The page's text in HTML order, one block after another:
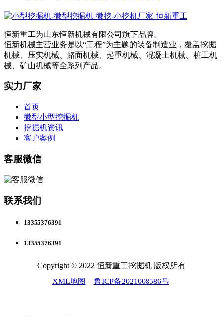
恒新重工为山东恒新机械有限公司旗下品牌。
恒新机械主营业务是以“工程”为主题的装备制造业，覆盖挖掘
机械、压实机械、路面机械、起重机械、混凝土机械、桩工机
械、矿山机械等全系列产品。
实力厂家
首页
微型小型挖掘机
挖掘机资讯
客户案例
客服微信
联系我们
13355376391
13355376391
Copyright © 2022 恒新重工挖掘机 版权所有
XML地图
鲁ICP备2021008586号